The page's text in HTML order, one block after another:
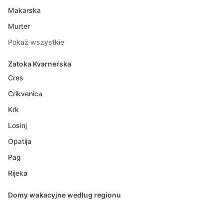
Makarska
Murter
Pokaż wszystkie
Zatoka Kvarnerska
Cres
Crikvenica
Krk
Losinj
Opatija
Pag
Rijeka
Domy wakacyjne według regionu